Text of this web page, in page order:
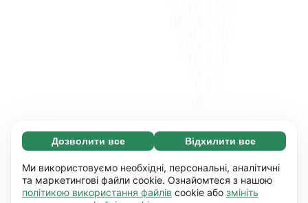
Обов'язкові (65)
Ці файли необхідні для того, щоб ви могли
переміщатися по сайту і використовувати
його основні функції, наприклад, перехід між
Дізнатися більше
Дозволити все Відхилити все
Ми використовуємо необхідні, персональні, аналітичні
та маркетингові файли cookie. Ознайомтеся з нашою
політикою використання файлів cookie або змініть